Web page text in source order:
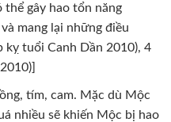
thể gây hao tổn năng
mang lại những điều
kỵ tuổi Canh Dần 2010), 4
tím, cam. Mặc dù Mộc
nhiều sẽ khiến Mộc bị hao